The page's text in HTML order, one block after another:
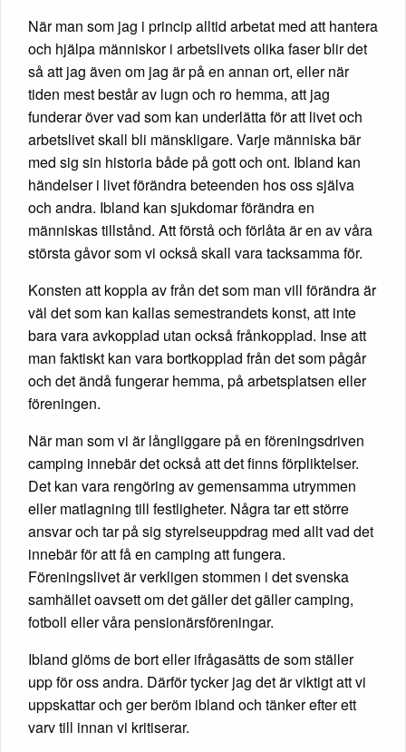
När man som jag i princip alltid arbetat med att hantera
och hjälpa människor i arbetslivets olika faser blir det
så att jag även om jag är på en annan ort, eller när
tiden mest består av lugn och ro hemma, att jag
funderar över vad som kan underlätta för att livet och
arbetslivet skall bli mänskligare. Varje människa bär
med sig sin historia både på gott och ont. Ibland kan
händelser i livet förändra beteenden hos oss själva
och andra. Ibland kan sjukdomar förändra en
människas tillstånd. Att förstå och förlåta är en av våra
största gåvor som vi också skall vara tacksamma för.
Konsten att koppla av från det som man vill förändra är
väl det som kan kallas semestrandets konst, att inte
bara vara avkopplad utan också frånkopplad. Inse att
man faktiskt kan vara bortkopplad från det som pågår
och det ändå fungerar hemma, på arbetsplatsen eller
föreningen.
När man som vi är långliggare på en föreningsdriven
camping innebär det också att det finns förpliktelser.
Det kan vara rengöring av gemensamma utrymmen
eller matlagning till festligheter. Några tar ett större
ansvar och tar på sig styrelseuppdrag med allt vad det
innebär för att få en camping att fungera.
Föreningslivet är verkligen stommen i det svenska
samhället oavsett om det gäller det gäller camping,
fotboll eller våra pensionärsföreningar.
Ibland glöms de bort eller ifrågasätts de som ställer
upp för oss andra. Därför tycker jag det är viktigt att vi
uppskattar och ger beröm ibland och tänker efter ett
varv till innan vi kritiserar.